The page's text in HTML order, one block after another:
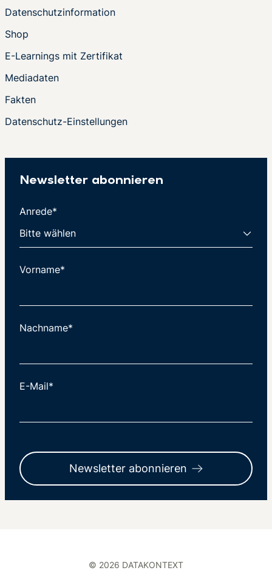
Datenschutzinformation
Shop
E-Learnings mit Zertifikat
Mediadaten
Fakten
Datenschutz-Einstellungen
Newsletter abonnieren
Anrede*
Vorname*
Nachname*
E-Mail*
Newsletter abonnieren
© 2026 DATAKONTEXT